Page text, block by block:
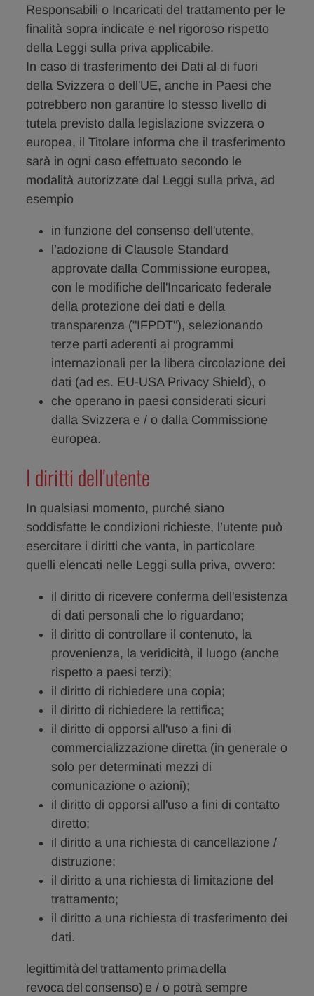
Responsabili o Incaricati del trattamento per le
finalità sopra indicate e nel rigoroso rispetto
della Leggi sulla priva applicabile.
In caso di trasferimento dei Dati al di fuori
della Svizzera o dell'UE, anche in Paesi che
potrebbero non garantire lo stesso livello di
tutela previsto dalla legislazione svizzera o
europea, il Titolare informa che il trasferimento
sarà in ogni caso effettuato secondo le
modalità autorizzate dal Leggi sulla priva, ad
esempio
in funzione del consenso dell'utente,
l’adozione di Clausole Standard
approvate dalla Commissione europea,
con le modifiche dell'Incaricato federale
della protezione dei dati e della
transparenza ("IFPDT"), selezionando
terze parti aderenti ai programmi
internazionali per la libera circolazione dei
dati (ad es. EU-USA Privacy Shield), o
che operano in paesi considerati sicuri
dalla Svizzera e / o dalla Commissione
europea.
I diritti dell'utente
In qualsiasi momento, purché siano
soddisfatte le condizioni richieste, l’utente può
esercitare i diritti che vanta, in particolare
quelli elencati nelle Leggi sulla priva, ovvero:
il diritto di ricevere conferma dell'esistenza
di dati personali che lo riguardano;
il diritto di controllare il contenuto, la
provenienza, la veridicità, il luogo (anche
rispetto a paesi terzi);
il diritto di richiedere una copia;
il diritto di richiedere la rettifica;
il diritto di opporsi all'uso a fini di
commercializzazione diretta (in generale o
solo per determinati mezzi di
comunicazione o azioni);
il diritto di opporsi all'uso a fini di contatto
diretto;
il diritto a una richiesta di cancellazione /
distruzione;
il diritto a una richiesta di limitazione del
trattamento;
il diritto a una richiesta di trasferimento dei
dati.
legittimità del trattamento prima della
revoca del consenso) e / o potrà sempre